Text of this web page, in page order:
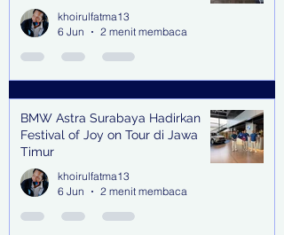
khoirulfatma13
6 Jun
2 menit membaca
BMW Astra Surabaya Hadirkan
Festival of Joy on Tour di Jawa
Timur
khoirulfatma13
6 Jun
2 menit membaca